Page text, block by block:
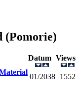
(Pomorie)
Datum Views
01/2038 1552